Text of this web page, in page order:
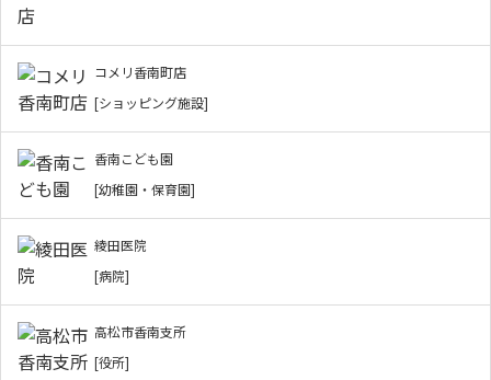
コメリ香南町店
[ショッピング施設]
香南こども園
[幼稚園・保育園]
綾田医院
[病院]
高松市香南支所
[役所]